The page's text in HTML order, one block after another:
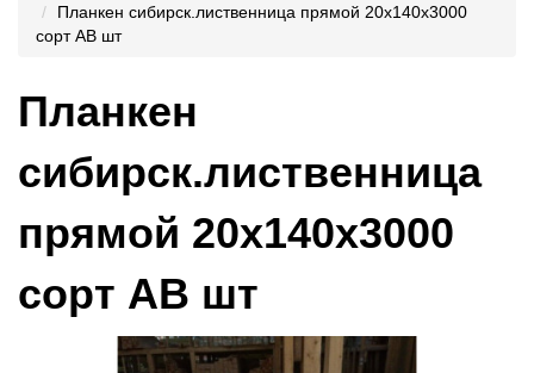
Планкен сибирск.лиственница прямой 20х140х3000
сорт АВ шт
Планкен
сибирск.лиственница
прямой 20х140х3000
сорт АВ шт